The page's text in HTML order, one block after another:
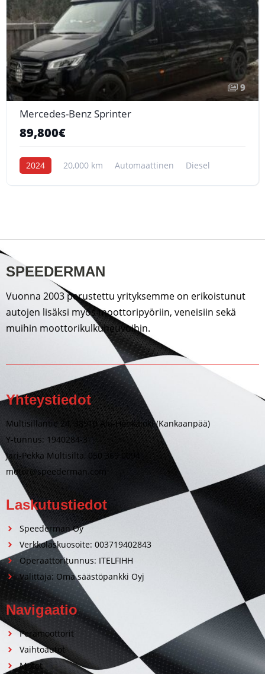
9
Mercedes-Benz Sprinter
89,800€
2024 20,000 km Automaattinen Diesel
SPEEDERMAN
Vuonna 2003 perustettu yrityksemme on erikoistunut
autojen lisäksi myös moottoripyöriin, veneisiin sekä
muihin moottorikulkuneuvoihin.
Yhteystiedot
Multisillantie 24, 38910 Ala-Honkajoki (Kankaanpää)
Y-tunnus: 1940284-3
Jari-Pekka Multisilta, 050 369 0094
motor@speederman.com
Laskutustiedot
Speederman Oy
Verkkolaskuosoite: 003719402843
Operaattoritunnus: ITELFIHH
Välittäjä: Oma säästöpankki Oyj
Navigaatio
Perämoottorit
Vaihtoautot
Motot